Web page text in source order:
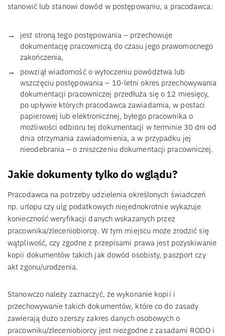
stanowić lub stanowi dowód w postępowaniu, a pracodawca:
jest stroną tego postępowania – przechowuje
dokumentację pracowniczą do czasu jego prawomocnego
zakończenia,
powziął wiadomość o wytoczeniu powództwa lub
wszczęciu postępowania – 10-letni okres przechowywania
dokumentacji pracowniczej przedłuża się o 12 miesięcy,
po upływie których pracodawca zawiadamia, w postaci
papierowej lub elektronicznej, byłego pracownika o
możliwości odbioru tej dokumentacji w terminie 30 dni od
dnia otrzymania zawiadomienia, a w przypadku jej
nieodebrania – o zniszczeniu dokumentacji pracowniczej.
Jakie dokumenty tylko do wglądu?
Pracodawca na potrzeby udzielenia określonych świadczeń
np. urlopu czy ulg podatkowych niejednokrotnie wykazuje
konieczność weryfikacji danych wskazanych przez
pracownika/zleceniobiorcę. W tym miejscu może zrodzić się
wątpliwość, czy zgodne z przepisami prawa jest pozyskiwanie
kopii dokumentów takich jak dowód osobisty, paszport czy
akt zgonu/urodzenia.
Stanowczo należy zaznaczyć, że wykonanie kopii i
przechowywanie takich dokumentów, które co do zasady
zawierają dużo szerszy zakres danych osobowych o
pracowniku/zleceniobiorcy jest niezgodne z zasadami RODO i